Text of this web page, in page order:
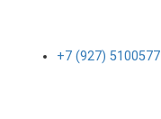
+7 (927) 5100577